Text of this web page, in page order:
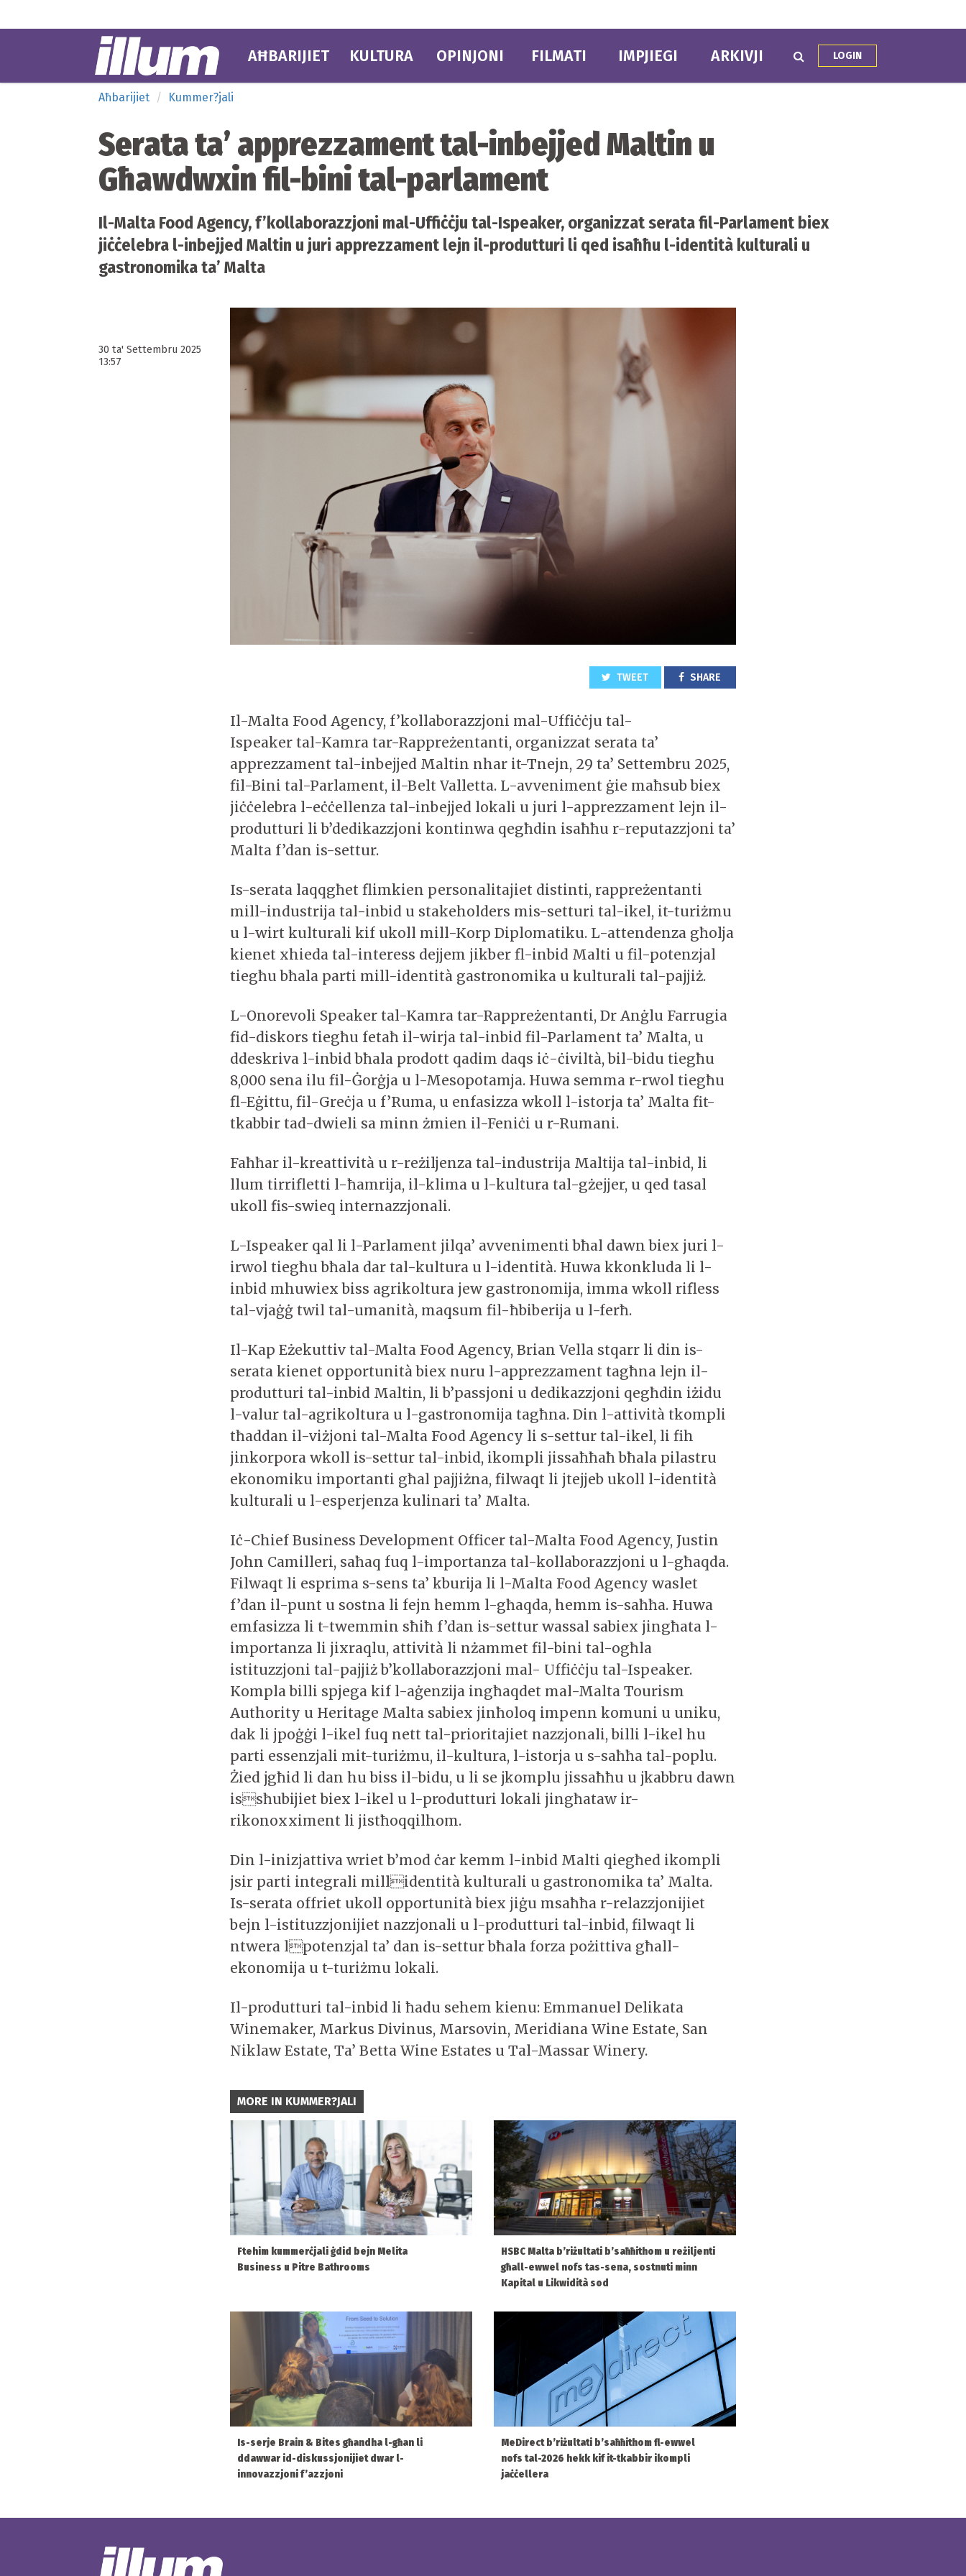
AĦBARIJIET KULTURA OPINJONI FILMATI IMPJIEGI ARKIVJI LOGIN
Aħbarijiet Kummer?jali
Serata ta’ apprezzament tal-inbejjed Maltin u
Għawdwxin fil-bini tal-parlament
Il-Malta Food Agency, f’kollaborazzjoni mal-Uffiċċju tal-Ispeaker, organizzat serata fil-Parlament biex
jiċċelebra l-inbejjed Maltin u juri apprezzament lejn il-produtturi li qed isaħħu l-identità kulturali u
gastronomika ta’ Malta
30 ta' Settembru 2025
13:57
TWEET SHARE
Il-Malta Food Agency, f’kollaborazzjoni mal-Uffiċċju tal-
Ispeaker tal-Kamra tar-Rappreżentanti, organizzat serata ta’
apprezzament tal-inbejjed Maltin nhar it-Tnejn, 29 ta’ Settembru 2025,
fil-Bini tal-Parlament, il-Belt Valletta. L-avveniment ġie maħsub biex
jiċċelebra l-eċċellenza tal-inbejjed lokali u juri l-apprezzament lejn il-
produtturi li b’dedikazzjoni kontinwa qegħdin isaħħu r-reputazzjoni ta’
Malta f’dan is-settur.
Is-serata laqqgħet flimkien personalitajiet distinti, rappreżentanti
mill-industrija tal-inbid u stakeholders mis-setturi tal-ikel, it-turiżmu
u l-wirt kulturali kif ukoll mill-Korp Diplomatiku. L-attendenza għolja
kienet xhieda tal-interess dejjem jikber fl-inbid Malti u fil-potenzjal
tiegħu bħala parti mill-identità gastronomika u kulturali tal-pajjiż.
L-Onorevoli Speaker tal-Kamra tar-Rappreżentanti, Dr Anġlu Farrugia
fid-diskors tiegħu fetaħ il-wirja tal-inbid fil-Parlament ta’ Malta, u
ddeskriva l-inbid bħala prodott qadim daqs iċ-ċiviltà, bil-bidu tiegħu
8,000 sena ilu fil-Ġorġja u l-Mesopotamja. Huwa semma r-rwol tiegħu
fl-Eġittu, fil-Greċja u f’Ruma, u enfasizza wkoll l-istorja ta’ Malta fit-
tkabbir tad-dwieli sa minn żmien il-Feniċi u r-Rumani.
Faħħar il-kreattività u r-reżiljenza tal-industrija Maltija tal-inbid, li
llum tirrifletti l-ħamrija, il-klima u l-kultura tal-gżejjer, u qed tasal
ukoll fis-swieq internazzjonali.
L-Ispeaker qal li l-Parlament jilqa’ avvenimenti bħal dawn biex juri l-
irwol tiegħu bħala dar tal-kultura u l-identità. Huwa kkonkluda li l-
inbid mhuwiex biss agrikoltura jew gastronomija, imma wkoll rifless
tal-vjaġġ twil tal-umanità, maqsum fil-ħbiberija u l-ferħ.
Il-Kap Eżekuttiv tal-Malta Food Agency, Brian Vella stqarr li din is-
serata kienet opportunità biex nuru l-apprezzament tagħna lejn il-
produtturi tal-inbid Maltin, li b’passjoni u dedikazzjoni qegħdin iżidu
l-valur tal-agrikoltura u l-gastronomija tagħna. Din l-attività tkompli
tħaddan il-viżjoni tal-Malta Food Agency li s-settur tal-ikel, li fih
jinkorpora wkoll is-settur tal-inbid, ikompli jissaħħaħ bħala pilastru
ekonomiku importanti għal pajjiżna, filwaqt li jtejjeb ukoll l-identità
kulturali u l-esperjenza kulinari ta’ Malta.
Iċ-Chief Business Development Officer tal-Malta Food Agency, Justin
John Camilleri, saħaq fuq l-importanza tal-kollaborazzjoni u l-għaqda.
Filwaqt li esprima s-sens ta’ kburija li l-Malta Food Agency waslet
f’dan il-punt u sostna li fejn hemm l-għaqda, hemm is-saħħa. Huwa
emfasizza li t-twemmin sħiħ f’dan is-settur wassal sabiex jingħata l-
importanza li jixraqlu, attività li nżammet fil-bini tal-ogħla
istituzzjoni tal-pajjiż b’kollaborazzjoni mal- Uffiċċju tal-Ispeaker.
Kompla billi spjega kif l-aġenzija ingħaqdet mal-Malta Tourism
Authority u Heritage Malta sabiex jinħoloq impenn komuni u uniku,
dak li jpoġġi l-ikel fuq nett tal-prioritajiet nazzjonali, billi l-ikel hu
parti essenzjali mit-turiżmu, il-kultura, l-istorja u s-saħħa tal-poplu.
Żied jgħid li dan hu biss il-bidu, u li se jkomplu jissaħħu u jkabbru dawn
issħubijiet biex l-ikel u l-produtturi lokali jingħataw ir-
rikonoxximent li jistħoqqilhom.
Din l-inizjattiva wriet b’mod ċar kemm l-inbid Malti qiegħed ikompli
jsir parti integrali millidentità kulturali u gastronomika ta’ Malta.
Is-serata offriet ukoll opportunità biex jiġu msaħħa r-relazzjonijiet
bejn l-istituzzjonijiet nazzjonali u l-produtturi tal-inbid, filwaqt li
ntwera lpotenzjal ta’ dan is-settur bħala forza pożittiva għall-
ekonomija u t-turiżmu lokali.
Il-produtturi tal-inbid li ħadu sehem kienu: Emmanuel Delikata
Winemaker, Markus Divinus, Marsovin, Meridiana Wine Estate, San
Niklaw Estate, Ta’ Betta Wine Estates u Tal-Massar Winery.
MORE IN KUMMER?JALI
Ftehim kummerċjali ġdid bejn Melita
Business u Pitre Bathrooms
HSBC Malta b’riżultati b’saħħithom u reżiljenti
għall-ewwel nofs tas-sena, sostnuti minn
Kapital u Likwidità sod
Is-serje Brain & Bites għandha l-għan li
ddawwar id-diskussjonijiet dwar l-
innovazzjoni f’azzjoni
MeDirect b’riżultati b’saħħithom fl-ewwel
nofs tal-2026 hekk kif it-tkabbir ikompli
jaċċellera